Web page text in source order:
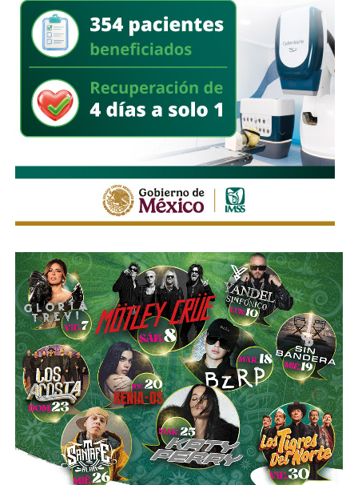
delito de incumplimiento de las obligaciones de
asistencia familiar quien se coloque intencionalmente en
estado de insolvencia con el propósito de eludir el
cumplimiento de las obligaciones alimentarias
establecidas por la ley.
La legislación establecerá que, salvo prueba en contrario,
se presumirá dicha intención cuando el deudor, sin causa
goce de sueldo, cuando este constituya su único o
principal medio para obtener ingresos.
Asimismo, se establecen sanciones para quienes, durante
un proceso judicial o existiendo una resolución firme,
enajenen intencionalmente de manera parcial o total sus
bienes con la finalidad de eludir obligaciones alimentarias.
De igual manera, se sancionará a quienes, teniendo
conocimiento de la existencia de una obligación
alimentaria o de un proceso judicial en curso, ayuden al
deudor a ocultar bienes, acepten figurar como titulares